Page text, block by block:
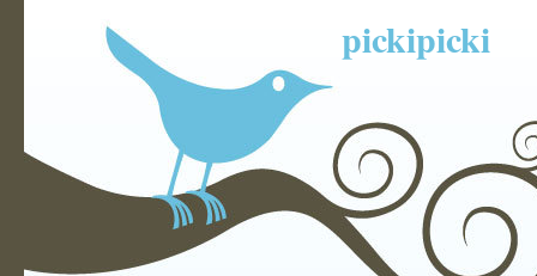
pickipicki